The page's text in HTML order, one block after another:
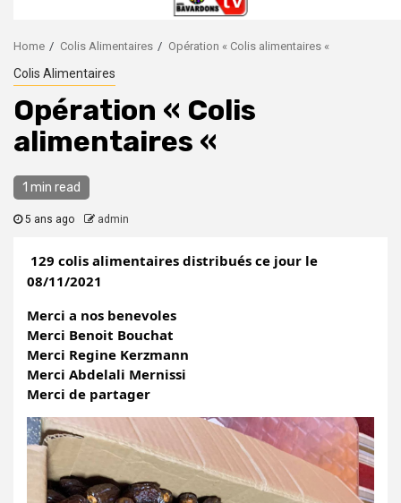
Home Colis Alimentaires Opération « Colis alimentaires «
Colis Alimentaires
Opération « Colis
alimentaires «
1 min read
5 ans ago admin
129 colis alimentaires distribués ce jour le
08/11/2021
Merci a nos benevoles
Merci Benoit Bouchat
Merci Regine Kerzmann
Merci Abdelali Mernissi
Merci de partager